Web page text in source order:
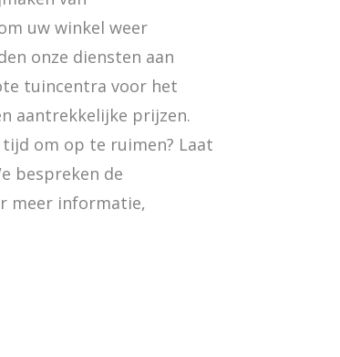
uw winkel weer
onze diensten aan
tuincentra voor het
aantrekkelijke prijzen.
om op te ruimen? Laat
bespreken de
meer informatie,